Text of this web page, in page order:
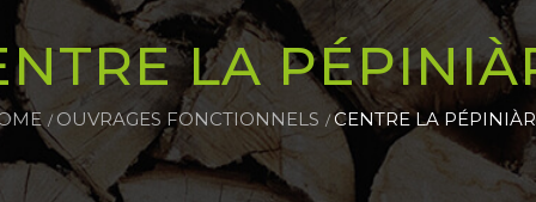
LA
OUVRAGES FONCTIONNELS CENTRE LA